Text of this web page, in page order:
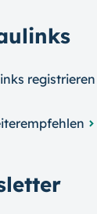
registrieren